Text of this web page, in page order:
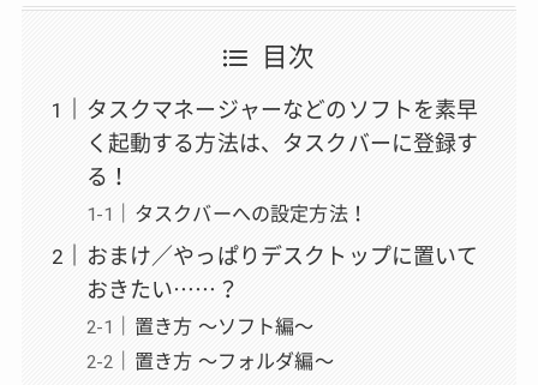
目次
タスクマネージャーなどのソフトを素早
く起動する方法は、タスクバーに登録す
る！
タスクバーへの設定方法！
おまけ／やっぱりデスクトップに置いて
おきたい……？
置き方 〜ソフト編〜
置き方 〜フォルダ編〜